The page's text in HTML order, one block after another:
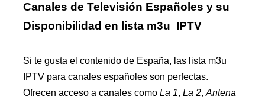
Canales de Televisión Españoles y su
Disponibilidad en lista m3u IPTV
Si te gusta el contenido de España, las lista m3u
IPTV para canales españoles son perfectas.
Ofrecen acceso a canales como La 1, La 2, Antena